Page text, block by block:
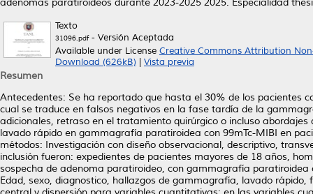
adenomas paratiroideos durante 2023-2025 2025. Especialidad
Texto
31096.pdf- Versión Aceptada
Available under License Creative Commons Attribution
Download (626kB)
Vista previa
Resumen
Antecedentes: Se ha reportado que hasta el 30% de los pacientes
cual se traduce en falsos negativos en la fase tardía de la
adicionales, retraso en el tratamiento quirúrgico o incluso
lavado rápido en gammagrafía paratiroidea con 99mTc-MIBI en
métodos: Investigación con diseño observacional, descriptivo,
inclusión fueron: expedientes de pacientes mayores de 18 años,
sospecha de adenoma paratiroideo, con gammagrafía
Edad, sexo, diagnostico, hallazgos de gammagrafía, lavado